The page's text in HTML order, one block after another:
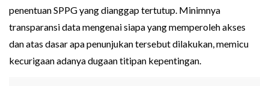
penentuan SPPG yang dianggap tertutup. Minimnya
transparansi data mengenai siapa yang memperoleh akses
dan atas dasar apa penunjukan tersebut dilakukan, memicu
kecurigaan adanya dugaan titipan kepentingan.